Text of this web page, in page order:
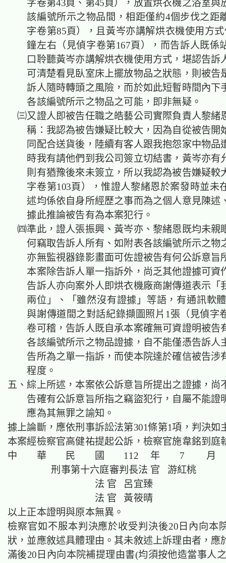
字卷第43頁、第45頁），放置烘衣機之浴室與
該編號所示之物品間，相距僅約4個步伐之距
字卷第85頁），且黃岑亦講解烘衣機使用方
鐘左右（見偵字卷第167頁），而告訴人既係
口聆聽黃岑亦講解烘衣機使用方式，堪認告訴
可清楚看見臥室床上擺放物品之狀態，則被告
訴人隨時轉頭之風險，而於如此短暫時間內下
各該編號所示之物品之可能，即非無疑。
㈢又證人即被告任職之皓藝公司實際負責人黎緒
稱：我認為被告嫌疑比較大，因為自從被告開
同配合送貨後，陸續有客人跟我抱怨家中物品
時我有請他們到我公司簽立切結書，黃岑亦有
則有猶豫後來未簽立，所以我認為被告嫌疑較
字卷第103頁），惟證人黎緒恩於案發時並未
述均係依自身所經歷之事而為之個人意見陳述
據此推論被告有為本案犯行。
㈣準此，證人張振興、黃岑亦、黎緒恩既均未親
何竊取告訴人所有、如附表各該編號所示之物
亦無監視器錄影畫面可佐證被告有何公訴意旨
本案除告訴人單一指訴外， 尚乏其他證據可資
告訴人亦向案外人即烘衣機廠商謝傳道表示「
兩位」、「雖然沒有證據」等語，有通訊軟
與謝傳道間之對話紀錄擷圖照片1張（見偵字
卷可稽，告訴人既自承本案確無可資證明被告
各該編號所示之物品證據，自不能僅憑告訴人
告所為之單一指訴， 而使本院達於確信被告涉
程度。
五、綜上所述，本案依公訴意旨所提出之證據，尚
告確有公訴意旨所指之竊盜犯行，自屬不能證
應為其無罪之諭知。
據上論斷，應依刑事訴訟法第301條第1項，判決如
本案經檢察官高健祐提起公訴，檢察官施韋銘到庭
中 華 民 國 112 年 7 月
刑事第十六庭審判長法 官 游紅桃
法 官 呂宜臻
法 官 黃筱晴
以上正本證明與原本無異。
檢察官如不服本判決應於收受判決後20日內向本
狀，並應敘述具體理由。其未敘述上訴理由者，應
滿後20日內向本院補提理由書(均須按他造當事人